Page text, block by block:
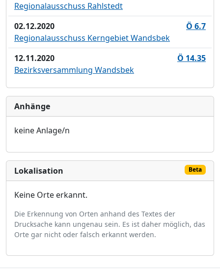
Regionalausschuss Rahlstedt
02.12.2020
Ö 6.7
Regionalausschuss Kerngebiet Wandsbek
12.11.2020
Ö 14.35
Bezirksversammlung Wandsbek
Anhänge
keine Anlage/n
Lokalisation Beta
Keine Orte erkannt.
Die Erkennung von Orten anhand des Textes der
Drucksache kann ungenau sein. Es ist daher möglich, das
Orte gar nicht oder falsch erkannt werden.